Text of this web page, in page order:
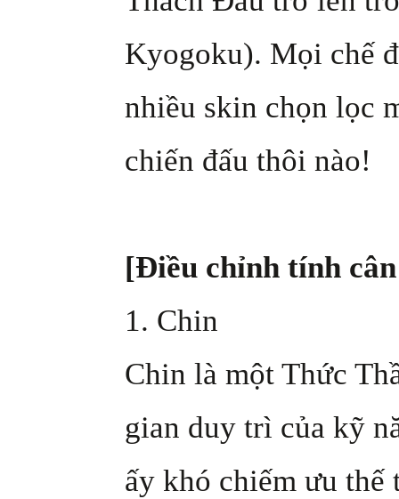
Kyogoku). Mọi chế
nhiều skin chọn lọc
chiến đấu thôi nào!
[Điều chỉnh tính
1. Chin
Chin là một Thức
gian duy trì của kỹ
ấy khó chiếm ưu thế